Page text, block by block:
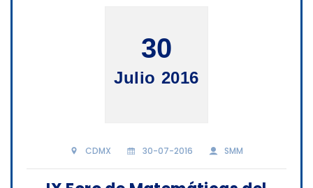
30
Julio 2016
CDMX 30-07-2016 SMM